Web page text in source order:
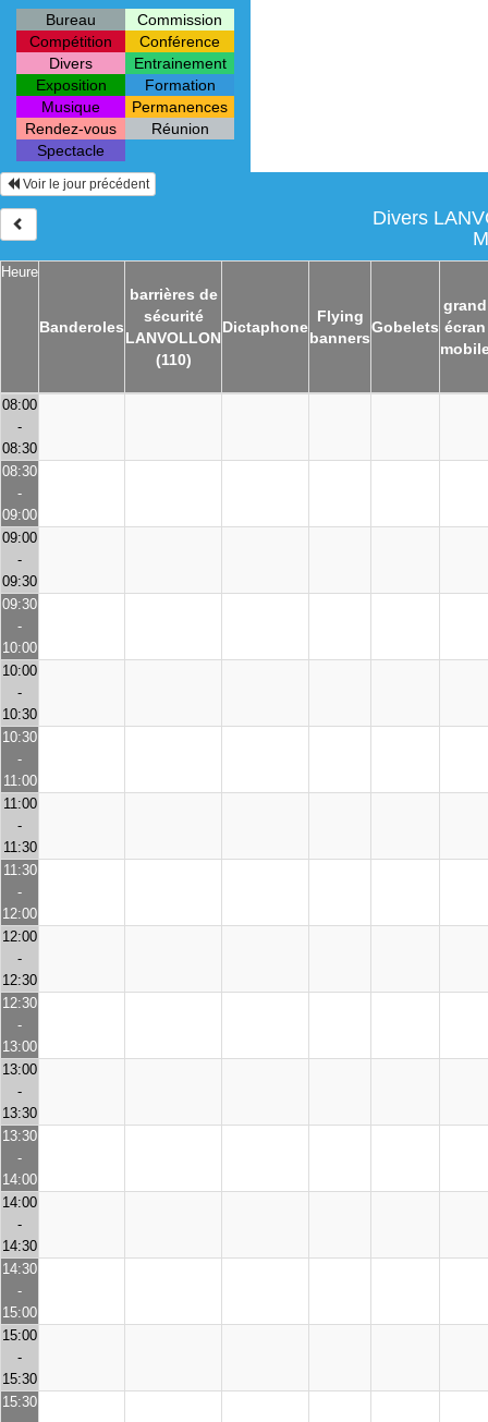
Bureau
Commission
Compétition
Conférence
Divers
Entrainement
Exposition
Formation
Musique
Permanences
Rendez-vous
Réunion
Spectacle
Voir le jour précédent
Divers
Heure
Banderoles
barrières de
sécurité
LANVOLLON
(110)
Dictaphone
Flying
banners
Gobelets
grand
écran
08:00
-
08:30
08:30
-
09:00
09:00
-
09:30
09:30
-
10:00
10:00
-
10:30
10:30
-
11:00
11:00
-
11:30
11:30
-
12:00
12:00
-
12:30
12:30
-
13:00
13:00
-
13:30
13:30
-
14:00
14:00
-
14:30
14:30
-
15:00
15:00
-
15:30
15:30